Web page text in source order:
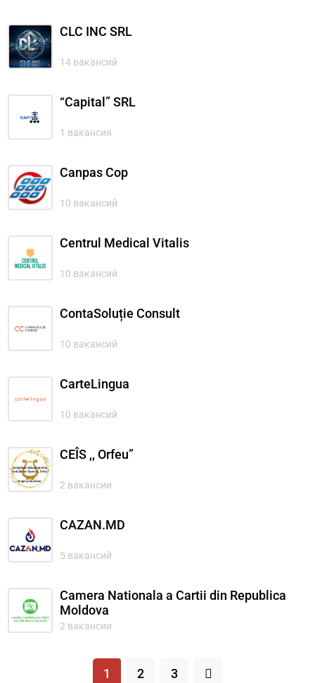
CLC INC SRL
14 вакансий
“Capital” SRL
1 вакансия
Canpas Cop
10 вакансий
Centrul Medical Vitalis
10 вакансий
ContaSoluție Consult
10 вакансий
CarteLingua
10 вакансий
CEÎS ,, Orfeu”
2 вакансии
CAZAN.MD
5 вакансий
Camera Nationala a Cartii din Republica
Moldova
2 вакансии
1 2 3